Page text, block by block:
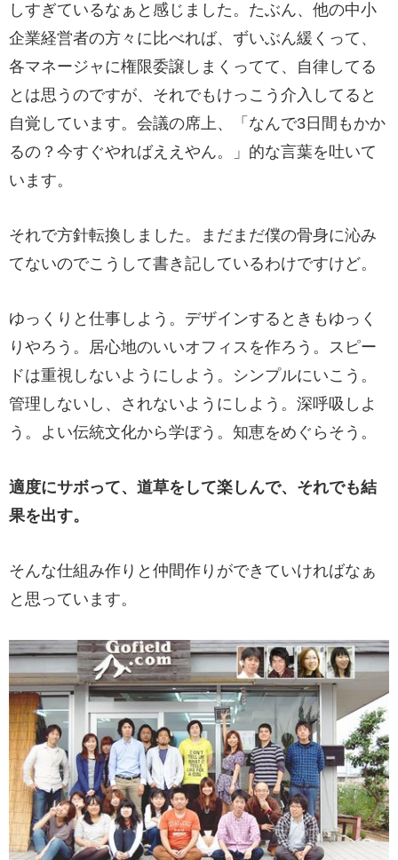
しすぎているなぁと感じました。たぶん、他の中小
企業経営者の方々に比べれば、ずいぶん緩くって、
各マネージャに権限委譲しまくってて、自律してる
とは思うのですが、それでもけっこう介入してると
自覚しています。会議の席上、「なんで3日間もかか
るの？今すぐやればええやん。」的な言葉を吐いて
います。
それで方針転換しました。まだまだ僕の骨身に沁み
てないのでこうして書き記しているわけですけど。
ゆっくりと仕事しよう。デザインするときもゆっく
りやろう。居心地のいいオフィスを作ろう。スピー
ドは重視しないようにしよう。シンプルにいこう。
管理しないし、されないようにしよう。深呼吸しよ
う。よい伝統文化から学ぼう。知恵をめぐらそう。
適度にサボって、道草をして楽しんで、それでも結
果を出す。
そんな仕組み作りと仲間作りができていければなぁ
と思っています。